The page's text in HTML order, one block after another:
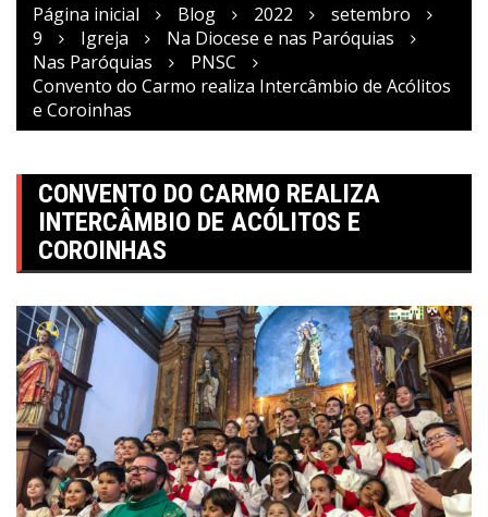
Página inicial Blog 2022
setembro
9
Igreja
Na Diocese e nas Paróquias
Nas Paróquias
PNSC
Convento do Carmo realiza Intercâmbio de Acólitos
e Coroinhas
CONVENTO DO CARMO REALIZA
INTERCÂMBIO DE ACÓLITOS E
COROINHAS